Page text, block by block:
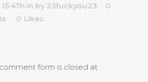
in by 23fuckyou23
0
0 Likes
form is closed at